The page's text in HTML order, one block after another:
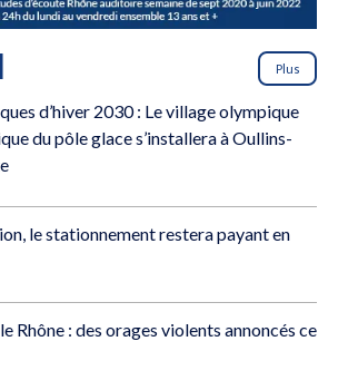
Plus
d’hiver 2030 : Le village olympique
du pôle glace s’installera à Oullins-
le stationnement restera payant en
Rhône : des orages violents annoncés ce